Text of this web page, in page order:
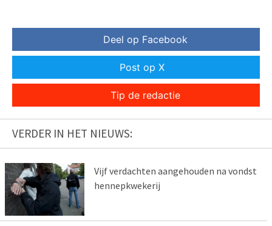
Deel op Facebook
Post op X
Tip de redactie
VERDER IN HET NIEUWS:
Vijf verdachten aangehouden na vondst
hennepkwekerij